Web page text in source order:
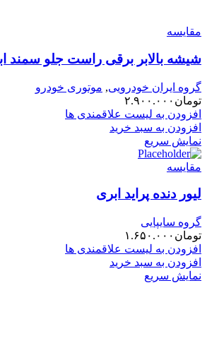
مقایسه
شیشه بالابر برقی راست جلو سمند
گروه ایران خودرویی, موتوری خودرو
تومان ۲.۹۰۰.۰۰۰
افزودن به لیست علاقمندی ها
افزودن به سبد خرید
نمایش سریع
مقایسه
لیور دنده پراید ابری
گروه سایپایی
تومان ۱.۶۵۰.۰۰۰
افزودن به لیست علاقمندی ها
افزودن به سبد خرید
نمایش سریع